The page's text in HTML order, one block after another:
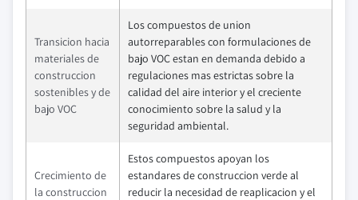
Transicion hacia
materiales de
construccion
sostenibles y de
bajo VOC
Los compuestos de union
autorreparables con formulaciones de
bajo VOC estan en demanda debido a
regulaciones mas estrictas sobre la
calidad del aire interior y el creciente
conocimiento sobre la salud y la
seguridad ambiental.
Crecimiento de
la construccion
Estos compuestos apoyan los
estandares de construccion verde al
reducir la necesidad de reaplicacion y el